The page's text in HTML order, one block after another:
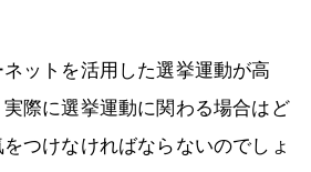
ットを活用した選挙運動が高
際に選挙運動に関わる場合はど
つけなければならないのでしょ